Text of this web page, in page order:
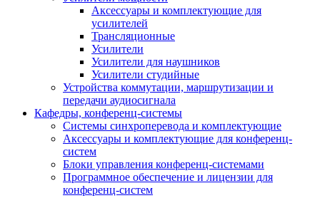
Аксессуары и комплектующие для
усилителей
Трансляционные
Усилители
Усилители для наушников
Усилители студийные
Устройства коммутации, маршрутизации и
передачи аудиосигнала
Кафедры, конференц-системы
Cистемы синхроперевода и комплектующие
Аксессуары и комплектующие для конференц-
систем
Блоки управления конференц-системами
Программное обеспечение и лицензии для
конференц-систем